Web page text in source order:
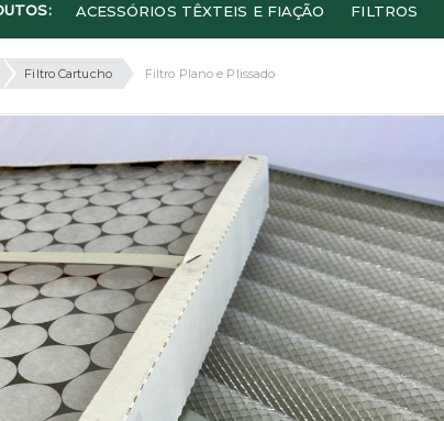
ACESSÓRIOS TÊXTEIS E FIAÇÃO FILTROS
Filtro Cartucho Filtro Plano e Plissado